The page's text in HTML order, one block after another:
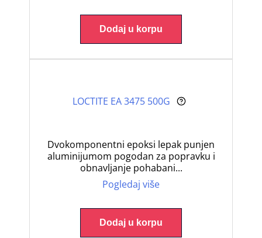
Dodaj u korpu
LOCTITE EA 3475 500G
Dvokomponentni epoksi lepak punjen
aluminijumom pogodan za popravku i
obnavljanje pohabani...
Pogledaj više
Dodaj u korpu